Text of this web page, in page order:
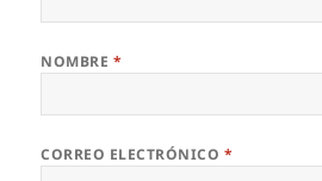
NOMBRE *
CORREO ELECTRÓNICO *